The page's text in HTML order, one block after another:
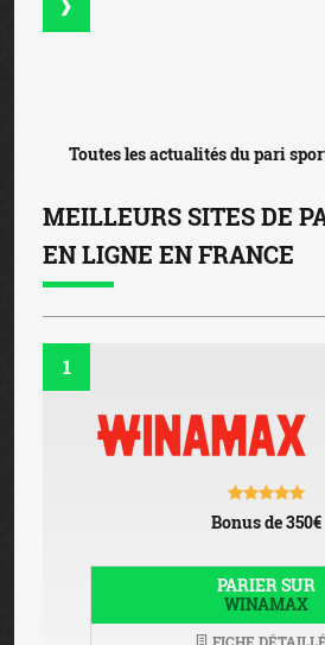
Toutes les actualités du pari
MEILLEURS SITES DE
EN LIGNE EN FRANCE
1
Bonus de 350€
PARIER SUR
WINAMAX